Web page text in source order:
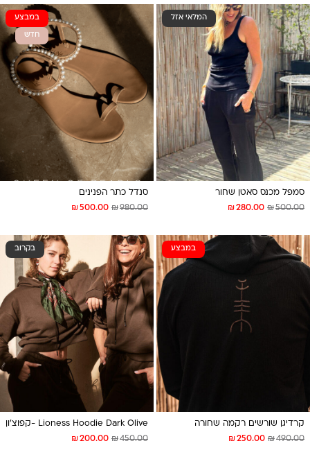
המלאי אזל
סמפל מכנס סאטן שחור
₪280.00 ₪500.00
במבצע
חדש
סנדל כתר הפנינים
₪500.00 ₪980.00
במבצע
קרדיגן שורשים רקמה שחורה
₪250.00 ₪490.00
בקרוב
Lioness Hoodie Dark Olive -קפוצ׳ון
₪200.00 ₪450.00